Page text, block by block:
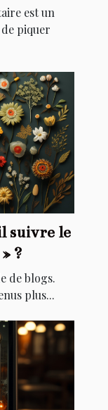
est un
piquer
suivre le
?
de blogs.
plus...